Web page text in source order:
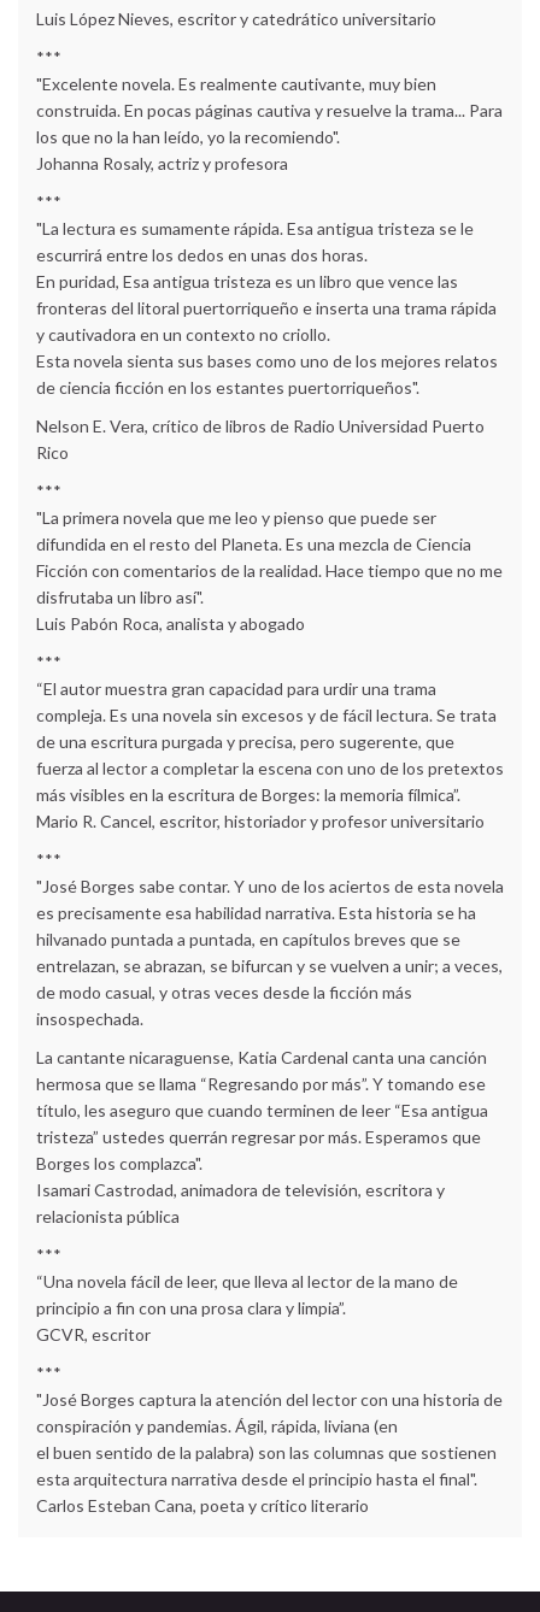
Luis López Nieves, escritor y catedrático universitario
***
"Excelente novela. Es realmente cautivante, muy bien
construida. En pocas páginas cautiva y resuelve la trama... Para
los que no la han leído, yo la recomiendo".
Johanna Rosaly, actriz y profesora
***
"La lectura es sumamente rápida. Esa antigua tristeza se le
escurrirá entre los dedos en unas dos horas.
En puridad, Esa antigua tristeza es un libro que vence las
fronteras del litoral puertorriqueño e inserta una trama rápida
y cautivadora en un contexto no criollo.
Esta novela sienta sus bases como uno de los mejores relatos
de ciencia ficción en los estantes puertorriqueños".
Nelson E. Vera, crítico de libros de Radio Universidad Puerto
Rico
***
"La primera novela que me leo y pienso que puede ser
difundida en el resto del Planeta. Es una mezcla de Ciencia
Ficción con comentarios de la realidad. Hace tiempo que no me
disfrutaba un libro así".
Luis Pabón Roca, analista y abogado
***
“El autor muestra gran capacidad para urdir una trama
compleja. Es una novela sin excesos y de fácil lectura. Se trata
de una escritura purgada y precisa, pero sugerente, que
fuerza al lector a completar la escena con uno de los pretextos
más visibles en la escritura de Borges: la memoria fílmica”.
Mario R. Cancel, escritor, historiador y profesor universitario
***
"José Borges sabe contar. Y uno de los aciertos de esta novela
es precisamente esa habilidad narrativa. Esta historia se ha
hilvanado puntada a puntada, en capítulos breves que se
entrelazan, se abrazan, se bifurcan y se vuelven a unir; a veces,
de modo casual, y otras veces desde la ficción más
insospechada.
La cantante nicaraguense, Katia Cardenal canta una canción
hermosa que se llama “Regresando por más”. Y tomando ese
título, les aseguro que cuando terminen de leer “Esa antigua
tristeza” ustedes querrán regresar por más. Esperamos que
Borges los complazca".
Isamari Castrodad, animadora de televisión, escritora y
relacionista pública
***
“Una novela fácil de leer, que lleva al lector de la mano de
principio a fin con una prosa clara y limpia”.
GCVR, escritor
***
"José Borges captura la atención del lector con una historia de
conspiración y pandemias. Ágil, rápida, liviana (en
el buen sentido de la palabra) son las columnas que sostienen
esta arquitectura narrativa desde el principio hasta el final".
Carlos Esteban Cana, poeta y crítico literario